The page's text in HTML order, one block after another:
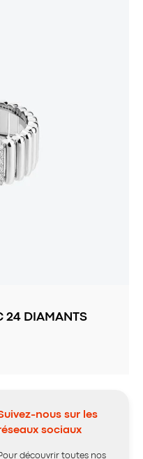
24 DIAMANTS
nous sur les
sociaux
découvrir toutes nos